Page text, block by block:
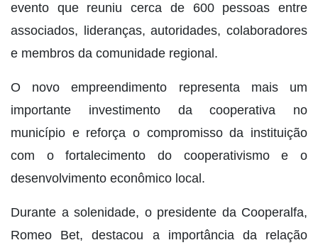
evento que reuniu cerca de 600 pessoas entre
associados, lideranças, autoridades, colaboradores
e membros da comunidade regional.
O novo empreendimento representa mais um
importante investimento da cooperativa no
município e reforça o compromisso da instituição
com o fortalecimento do cooperativismo e o
desenvolvimento econômico local.
Durante a solenidade, o presidente da Cooperalfa,
Romeo Bet, destacou a importância da relação